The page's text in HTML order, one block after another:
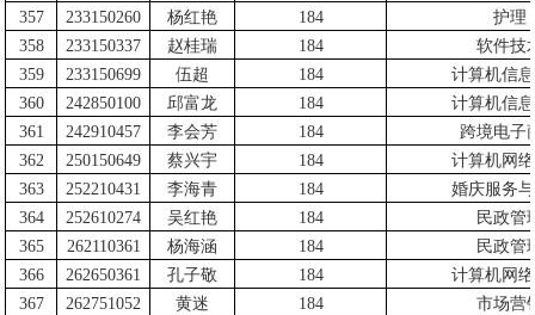
357
233150260 杨红艳 184
护理
358
233150337 赵桂瑞 184
软件技
359
233150699 伍超 184
计算机信
360
242850100 邱富龙 184
计算机信
361
242910457 李会芳 184
跨境电子
362
250150649 蔡兴宇 184
计算机网
363
252210431 李海青 184
婚庆服务
364
252610274 吴红艳 184
民政管
365
262110361 杨海涵 184
民政管
366
262650361 孔子敬 184
计算机网
367
262751052 黄迷 184
市场营